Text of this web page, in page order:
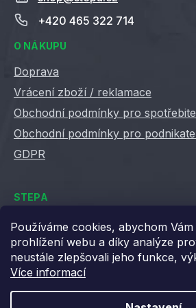
Používáme cookies, abychom
prohlížení webu a díky analýze
neustále zlepšovali jeho funkce,
Více informací
+420 465 322 714
O NÁKUPU
Doprava
Vrácení zboží / reklamace
Obchodní podmínky pro
Obchodní podmínky pro
GDPR
STEPA
Kontakty
Kariéra ve Stepě
Věrnostní slevy